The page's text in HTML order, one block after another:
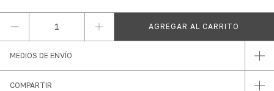
MEDIOS DE ENVÍO
COMPARTIR